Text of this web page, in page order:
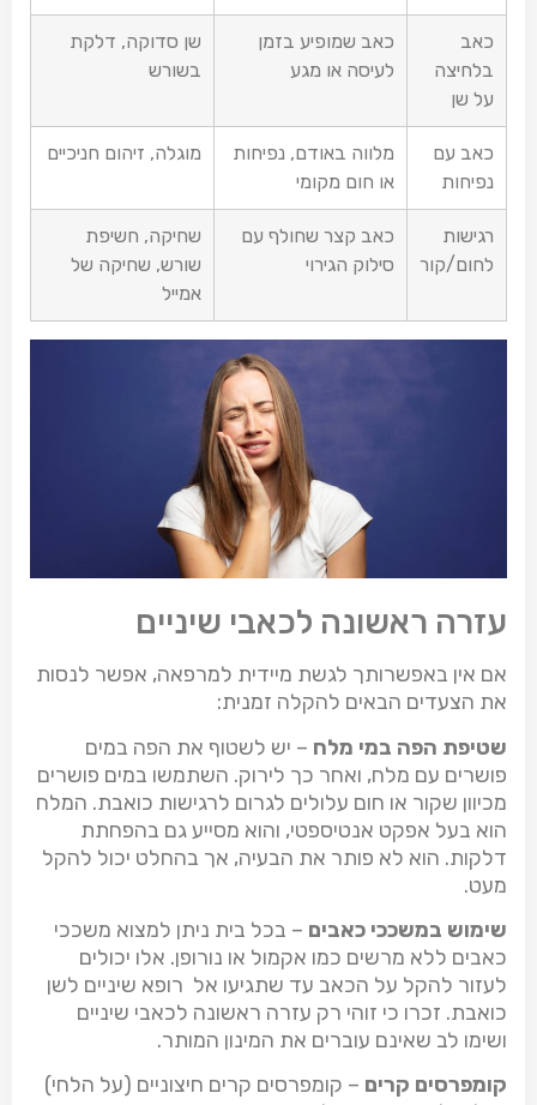
כאב
בלחיצה
על שן
כאב שמופיע בזמן
לעיסה או מגע
שן סדוקה, דלקת
בשורש
כאב עם
נפיחות
מלווה באודם, נפיחות
או חום מקומי
מוגלה, זיהום חניכיים
רגישות
לחום/קור
כאב קצר שחולף עם
סילוק הגירוי
שחיקה, חשיפת
שורש, שחיקה של
אמייל
עזרה ראשונה לכאבי שיניים
אם אין באפשרותך לגשת מיידית למרפאה, אפשר לנסות
את הצעדים הבאים להקלה זמנית:
שטיפת הפה במי מלח – יש לשטוף את הפה במים
פושרים עם מלח, ואחר כך לירוק. השתמשו במים פושרים
מכיוון שקור או חום עלולים לגרום לרגישות כואבת. המלח
הוא בעל אפקט אנטיספטי, והוא מסייע גם בהפחתת
דלקות. הוא לא פותר את הבעיה, אך בהחלט יכול להקל
מעט.
שימוש במשככי כאבים – בכל בית ניתן למצוא משככי
כאבים ללא מרשים כמו אקמול או נורופן. אלו יכולים
לעזור להקל על הכאב עד שתגיעו אל רופא שיניים לשן
כואבת. זכרו כי זוהי רק עזרה ראשונה לכאבי שיניים
ושימו לב שאינם עוברים את המינון המותר.
קומפרסים קרים – קומפרסים קרים חיצוניים (על הלחי)